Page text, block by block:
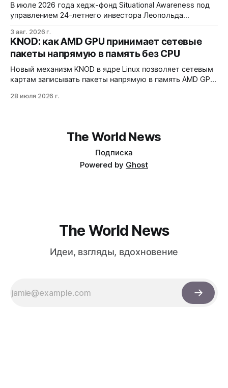
В июле 2026 года хедж-фонд Situational Awareness под
управлением 24-летнего инвестора Леопольда
потеряв $30 млрд за месяц. Причина — маржин-коллы
на фоне падения акций чипов и облачных провайдеров,
купленных с плечом 400%.
3 авг. 2026 г.
KNOD: как AMD GPU принимает сетевые
пакеты напрямую в память без CPU
Новый механизм KNOD в ядре Linux позволяет сетевым
картам записывать пакеты напрямую в память AMD GPU
центральный процессор. Технология снижает задержки
28 июля 2026 г.
The World News
Подписка
Powered by Ghost
The World News
Идеи, взгляды, вдохновение